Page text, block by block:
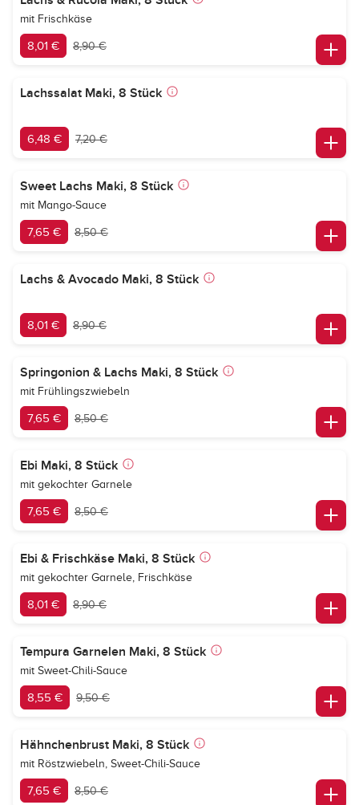
mit Frischkäse
8,01 € 8,90 €
Lachssalat Maki, 8 Stück
6,48 € 7,20 €
Sweet Lachs Maki, 8 Stück
mit Mango-Sauce
7,65 € 8,50 €
Lachs & Avocado Maki, 8 Stück
8,01 € 8,90 €
Springonion & Lachs Maki, 8 Stück
mit Frühlingszwiebeln
7,65 € 8,50 €
Ebi Maki, 8 Stück
mit gekochter Garnele
7,65 € 8,50 €
Ebi & Frischkäse Maki, 8 Stück
mit gekochter Garnele, Frischkäse
8,01 € 8,90 €
Tempura Garnelen Maki, 8 Stück
mit Sweet-Chili-Sauce
8,55 € 9,50 €
Hähnchenbrust Maki, 8 Stück
mit Röstzwiebeln, Sweet-Chili-Sauce
7,65 € 8,50 €